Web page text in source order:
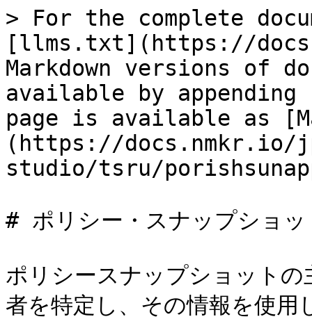
> For the complete
[llms.txt](https://
Markdown versions of
available by
page is available as
(https://docs.nmkr.io/
studio/tsru/
# ポリシー・スナップショッ
ポリシースナップショット
者を特定し、その情報を使